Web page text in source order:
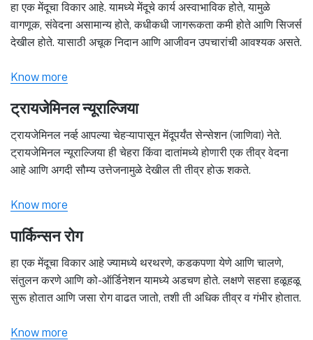
हा एक मेंदूचा विकार आहे. यामध्ये मेंदूचे कार्य अस्वाभाविक होते, यामुळे
वागणूक, संवेदना असामान्य होते, कधीकधी जागरूकता कमी होते आणि सिजर्स
देखील होते. यासाठी अचूक निदान आणि आजीवन उपचारांची आवश्यक असते.
Know more
ट्रायजेमिनल न्यूराल्जिया
ट्रायजेमिनल नर्व्ह आपल्या चेहऱ्यापासून मेंदूपर्यंत सेन्सेशन (जाणिवा) नेते.
ट्रायजेमिनल न्यूराल्जिया ही चेहरा किंवा दातांमध्ये होणारी एक तीव्र वेदना
आहे आणि अगदी सौम्य उत्तेजनामुळे देखील ती तीव्र होऊ शकते.
Know more
पार्किन्सन रोग
हा एक मेंदूचा विकार आहे ज्यामध्ये थरथरणे, कडकपणा येणे आणि चालणे,
संतुलन करणे आणि को-ऑर्डिनेशन यामध्ये अडचण होते. लक्षणे सहसा हळूहळू
सुरू होतात आणि जसा रोग वाढत जातो, तशी ती अधिक तीव्र व गंभीर होतात.
Know more